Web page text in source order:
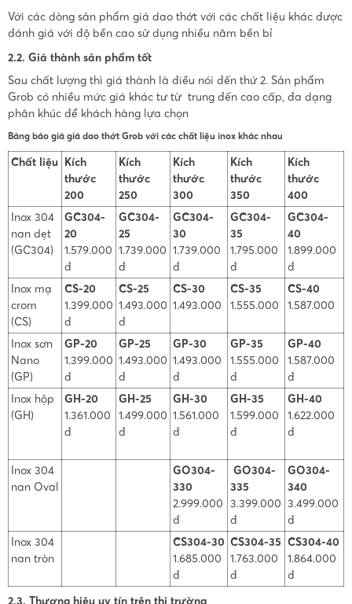
Với các dòng sản phẩm giá dao thớt với các chất liệu khác được
đánh giá với độ bền cao sử dụng nhiều năm bền bỉ
2.2. Giá thành sản phẩm tốt
Sau chất lượng thì giá thành là điều nói đến thứ 2. Sản phẩm
Grob có nhiều mức giá khác tư từ trung đến cao cấp, đa dạng
phân khúc để khách hàng lựa chọn
Bảng báo giá giá dao thớt Grob với các chất liệu inox khác nhau
Chất liệu Kích
thước
200
Kích
thước
250
Kích
thước
300
Kích
thước
350
Kích
thước
400
Inox 304
nan dẹt
(GC304)
GC304-
20
1.579.000
đ
GC304-
25
1.739.000
đ
GC304-
30
1.739.000
đ
GC304-
35
1.795.000
đ
GC304-
40
1.899.000
đ
Inox mạ
crom
(CS)
CS-20
1.399.000
đ
CS-25
1.493.000
đ
CS-30
1.493.000
CS-35
1.555.000
CS-40
1.587.000
Inox sơn
Nano
(GP)
GP-20
1.399.000
đ
GP-25
1.493.000
đ
GP-30
1.493.000
đ
GP-35
1.555.000
đ
GP-40
1.587.000
đ
Inox hộp
(GH)
GH-20
1.361.000
đ
GH-25
1.499.000
đ
GH-30
1.561.000
đ
GH-35
1.599.000
đ
GH-40
1.622.000
đ
Inox 304
nan Oval
GO304-
330
2.999.000
đ
GO304-
335
3.399.000
đ
GO304-
340
3.499.000
đ
Inox 304
nan tròn
CS304-30
1.685.000
đ
CS304-35
1.763.000
đ
CS304-40
1.864.000
đ
2.3. Thương hiệu uy tín trên thị trường